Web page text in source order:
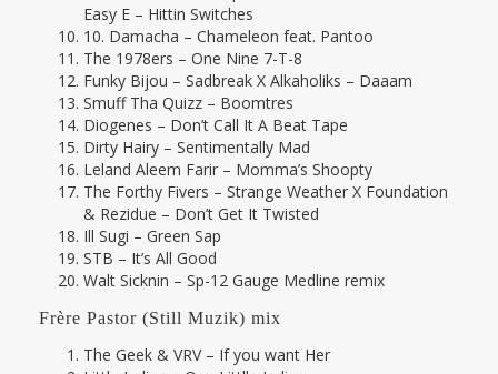
Easy E – Hittin Switches
10. Damacha – Chameleon feat. Pantoo
The 1978ers – One Nine 7-T-8
Funky Bijou – Sadbreak X Alkaholiks – Daaam
Smuff Tha Quizz – Boomtres
Diogenes – Don’t Call It A Beat Tape
Dirty Hairy – Sentimentally Mad
Leland Aleem Farir – Momma’s Shoopty
The Forthy Fivers – Strange Weather X Foundation
& Rezidue – Don’t Get It Twisted
Ill Sugi – Green Sap
STB – It’s All Good
Walt Sicknin – Sp-12 Gauge Medline remix
Frère Pastor (Still Muzik) mix
The Geek & VRV – If you want Her